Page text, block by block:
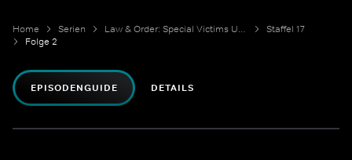
Home Serien Law & Order: Special Victims Unit
Staffel 17
Folge 2
EPISODENGUIDE DETAILS